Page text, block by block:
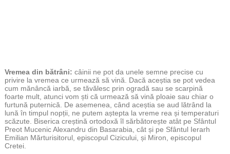
Vremea din bătrâni: câinii ne pot da unele semne precise cu
privire la vremea ce urmează să vină. Dacă aceștia se pot vedea
cum mănâncă iarbă, se tăvălesc prin ogradă sau se scarpină
foarte mult, atunci vom ști că urmează să vină ploaie sau chiar o
furtună puternică. De asemenea, când aceștia se aud lătrând la
lună în timpul nopții, ne putem aștepta la vreme rea și temperaturi
scăzute. Biserica creștină ortodoxă îl sărbătorește atât pe Sfântul
Preot Mucenic Alexandru din Basarabia, cât și pe Sfântul Ierarh
Emilian Mărturisitorul, episcopul Cizicului, și Miron, episcopul
Cretei.